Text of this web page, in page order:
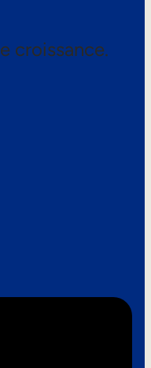
croissance.